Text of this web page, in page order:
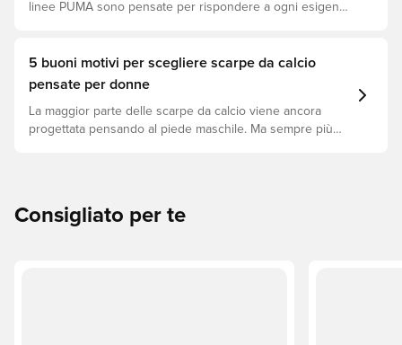
linee PUMA sono pensate per rispondere a ogni esigenza
5 buoni motivi per scegliere scarpe da calcio
pensate per donne
La maggior parte delle scarpe da calcio viene ancora
progettata pensando al piede maschile. Ma sempre più
Consigliato per te